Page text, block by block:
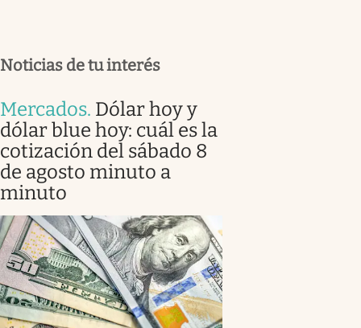
Noticias de tu interés
Mercados. Dólar hoy y
dólar blue hoy: cuál es la
cotización del sábado 8
de agosto minuto a
minuto